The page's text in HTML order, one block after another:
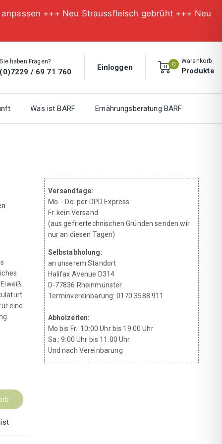
+++ Neu Straussfleisch gebrüht +++ Neu
Sie haben Fragen?
(0)7229 / 69 71 760
Einloggen 0 Warenkorb
Produkte
Was ist BARF Ernährungsberatung BARF
Versandtage:
Mo. - Do. per DPD Express
Fr. kein Versand
(aus gefriertechnischen Gründen senden wir
nur an diesen Tagen)
Selbstabholung:
an unserem Standort
Halifax Avenue D314
D-77836 Rheinmünster
Terminvereinbarung: 0170 3588 911
Abholzeiten:
Mo bis Fr.: 10:00 Uhr bis 19:00 Uhr
Sa.: 9:00 Uhr bis 11:00 Uhr
Und nach Vereinbarung
eine